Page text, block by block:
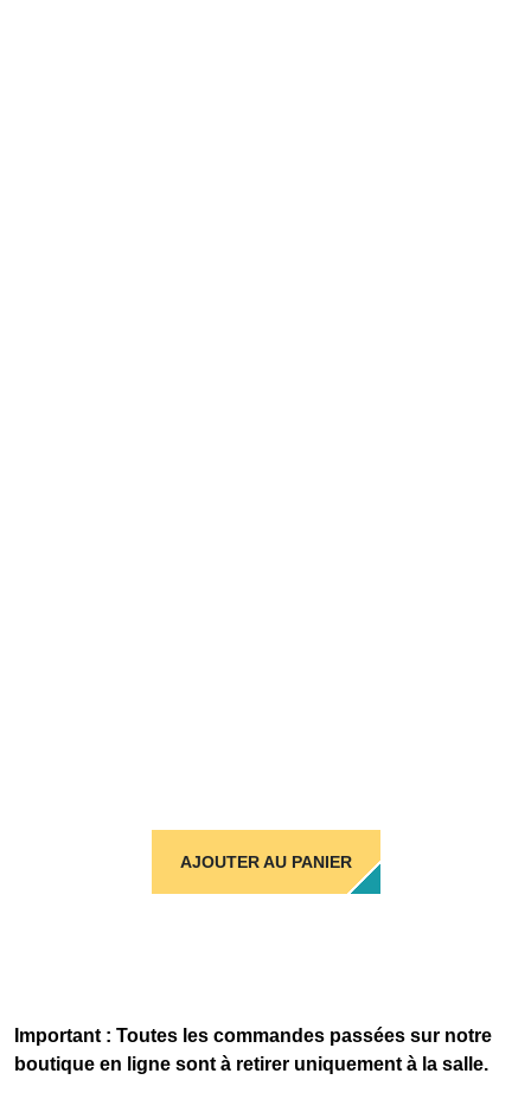
AJOUTER AU PANIER
Important : Toutes les commandes passées sur notre
boutique en ligne sont à retirer uniquement à la salle.